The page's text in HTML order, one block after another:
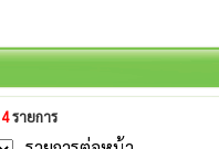
4รายการ